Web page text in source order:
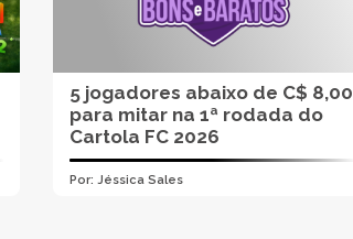
5 jogadores abaixo de C$ 8,00
para mitar na 1ª rodada do
Cartola FC 2026
Por: Jéssica Sales